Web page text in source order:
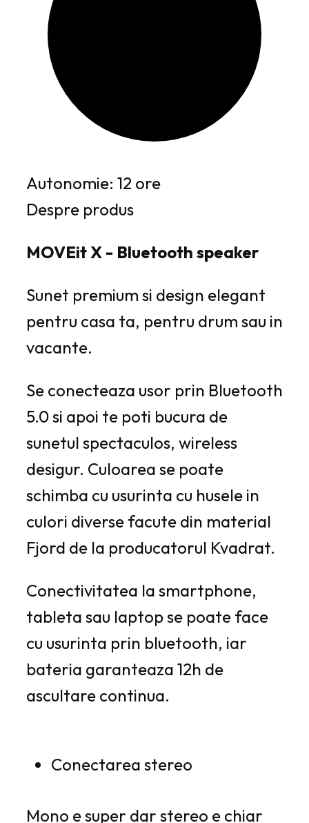
Autonomie: 12 ore
Despre produs
MOVEit X - Bluetooth speaker
Sunet premium si design elegant
pentru casa ta, pentru drum sau in
vacante.
Se conecteaza usor prin Bluetooth
5.0 si apoi te poti bucura de
sunetul spectaculos, wireless
desigur. Culoarea se poate
schimba cu usurinta cu husele in
culori diverse facute din material
Fjord de la producatorul Kvadrat.
Conectivitatea la smartphone,
tableta sau laptop se poate face
cu usurinta prin bluetooth, iar
bateria garanteaza 12h de
ascultare continua.
Conectarea stereo
Mono e super dar stereo e chiar